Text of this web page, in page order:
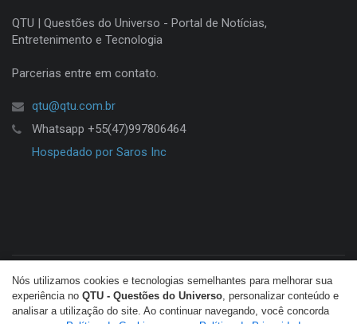
Nós utilizamos cookies e tecnologias semelhantes para melhorar sua
experiência no QTU - Questões do Universo, personalizar conteúdo e
analisar a utilização do site. Ao continuar navegando, você concorda
QTU | Questões do Universo - Portal de Notícias,
Entretenimento e Tecnologia
Parcerias entre em contato.
qtu@qtu.com.br
Whatsapp +55(47)997806464
Hospedado por Saros Inc
© Copyright 2026 QTU. Todos os direitos reservados.